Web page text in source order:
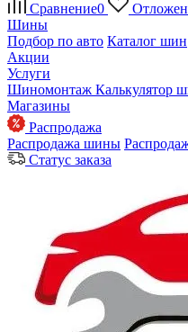
Сравнение0
Шины
Подбор по авто Каталог шин
Акции
Услуги
Шиномонтаж Калькулятор
Магазины
Распродажа
Распродажа шины
Статус заказа